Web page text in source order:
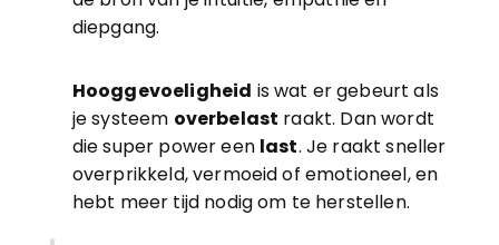
diepgang.
Hooggevoeligheid is wat er gebeurt als
je systeem overbelast raakt. Dan wordt
die super power een last. Je raakt sneller
overprikkeld, vermoeid of emotioneel, en
hebt meer tijd nodig om te herstellen.